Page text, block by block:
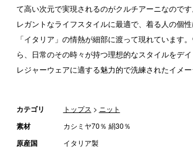
て高い次元で実現されるのがクルチアーニなので
レガントなライフスタイルに最適で、着る人の個性
「イタリア」の情熱が細部に渡って現れています
ら、日常のその時々が持つ理想的なスタイルをデ
レジャーウェアに適する魅力的で洗練されたイメー
カテゴリ トップス > ニット
素材 カシミヤ70％ 絹30％
原産国 イタリア製